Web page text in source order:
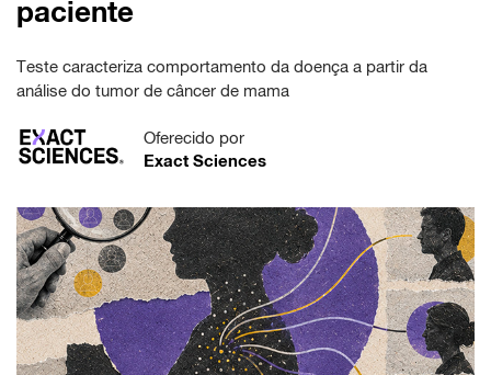
paciente
Teste caracteriza comportamento da doença a partir da
análise do tumor de câncer de mama
Oferecido por
Exact Sciences